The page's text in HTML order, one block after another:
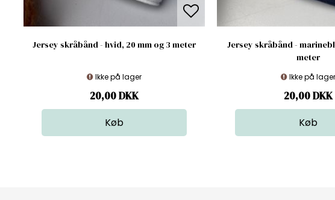
Jersey skråbånd - hvid, 20 mm og 3 meter
Ikke på lager
20,00DKK
Jersey skråbånd -
meter
Ikke på lager
20,00DKK